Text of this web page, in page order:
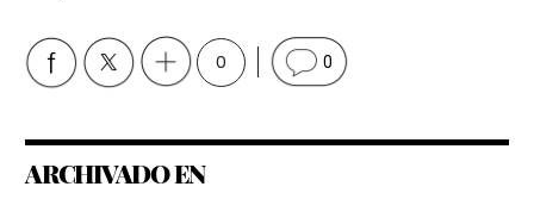
0 0
ARCHIVADO EN